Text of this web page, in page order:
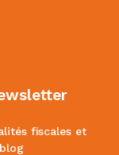
fiscales et